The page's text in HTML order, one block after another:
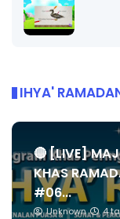
IHYA'
🔴 [LIVE]
KHAS
#06...
Unknown 4